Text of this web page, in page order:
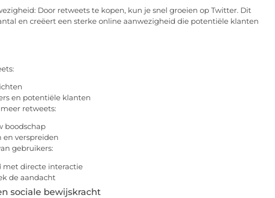
Door retweets te kopen, kun je snel groeien op Twitter. Dit
en creëert een sterke online aanwezigheid die potentiële klanten
en potentiële klanten
retweets:
boodschap
verspreiden
gebruikers:
met directe interactie
de aandacht
sociale bewijskracht